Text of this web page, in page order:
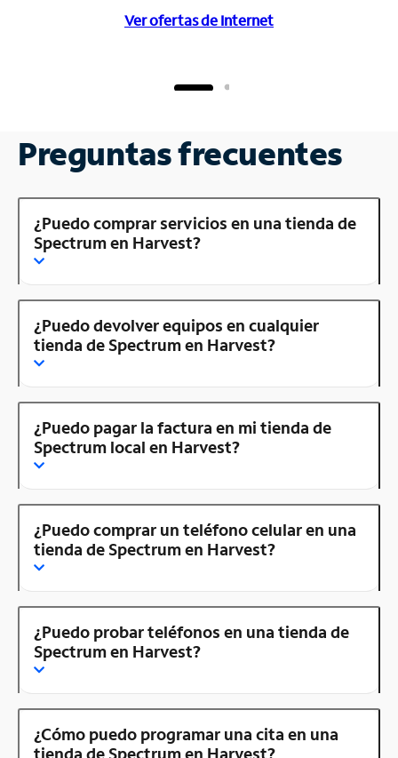
Ver ofertas de Internet
Preguntas frecuentes
¿Puedo comprar servicios en una tienda de
Spectrum en Harvest?
¿Puedo devolver equipos en cualquier
tienda de Spectrum en Harvest?
¿Puedo pagar la factura en mi tienda de
Spectrum local en Harvest?
¿Puedo comprar un teléfono celular en una
tienda de Spectrum en Harvest?
¿Puedo probar teléfonos en una tienda de
Spectrum en Harvest?
¿Cómo puedo programar una cita en una
tienda de Spectrum en Harvest?